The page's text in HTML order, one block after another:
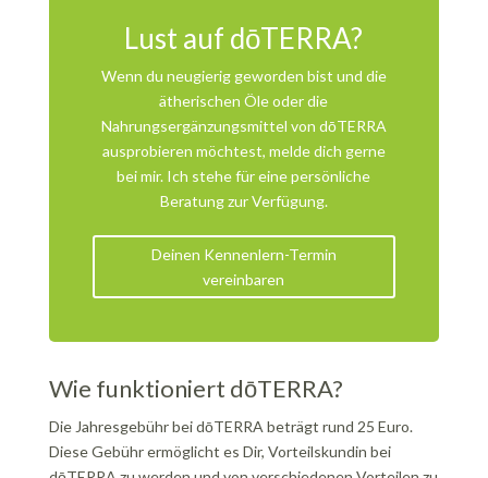
Lust auf dōTERRA?
Wenn du neugierig geworden bist und die
ätherischen Öle oder die
Nahrungsergänzungsmittel von dōTERRA
ausprobieren möchtest, melde dich gerne
bei mir. Ich stehe für eine persönliche
Beratung zur Verfügung.
Deinen Kennenlern-Termin
vereinbaren
Wie funktioniert dōTERRA?
Die Jahresgebühr bei dōTERRA beträgt rund 25 Euro.
Diese Gebühr ermöglicht es Dir, Vorteilskundin bei